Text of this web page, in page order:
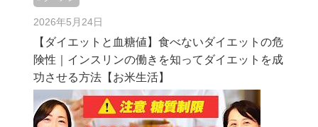
2026年5月24日
【ダイエットと血糖値】食べないダイエットの危
険性｜インスリンの働きを知ってダイエットを成
功させる方法【お米生活】